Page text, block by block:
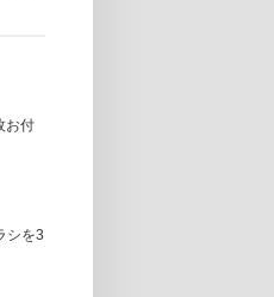
お付
シを3